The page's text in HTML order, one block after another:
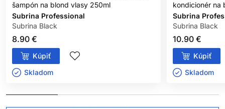
šampón na blond vlasy 250ml
Subrina Professional
Subrina Black
8.90 €
Kúpiť
Skladom ㅤ
kondicionér na
Subrina
Subrina Black
10.90 €
Kúpiť
Skladom ㅤ